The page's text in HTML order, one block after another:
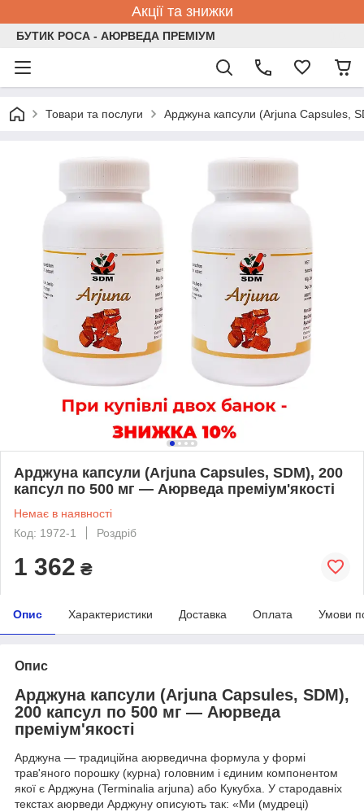
Акції та знижки
БУТИК РОСА - АЮРВЕДА ПРЕМІУМ
Товари та послуги Арджуна капсули (Arjuna Capsules,
Арджуна капсули (Arjuna Capsules, SDM), 200
капсул по 500 мг — Аюрведа преміум'якості
Немає в наявності
Код: 1972-1
Роздріб
1 362 ₴
Опис Характеристики Доставка Оплата Умови
Опис
Арджуна капсули (Arjuna Capsules, SDM),
200 капсул по 500 мг — Аюрведа
преміум'якості
Арджуна — традиційна аюрведична формула у формі
трав'яного порошку (курна) головним і єдиним компонентом
якої є Арджуна (Terminalia arjuna) або Кукубха. У стародавніх
текстах аюрведи Арджуну описують так: «Ми (мудреці)